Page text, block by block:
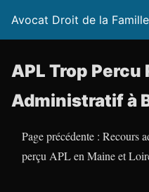
Avocat Droit de la
APL Trop
Administratif à
Page précédente : Recours
perçu APL en Maine et